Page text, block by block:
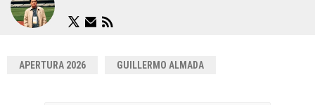
APERTURA 2026 GUILLERMO ALMADA